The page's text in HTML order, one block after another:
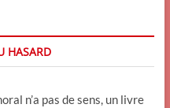
HASARD
n’a pas de sens, un livre